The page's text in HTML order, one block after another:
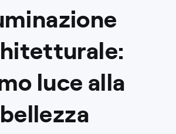
luce alla
bellezza